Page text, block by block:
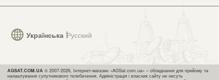
Українська Русский
AGSAT.COM.UA © 2007-2026, Інтернет-магазин «AGSat.com.ua» – обладнання для прийому та
налаштування супутникового телебачення. Адміністрація і власник сайту не несуть